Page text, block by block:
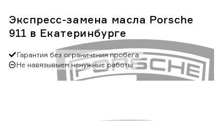
Экспресс-замена масла Porsche
911 в Екатеринбурге
Гарантия без ограничения пробега
Не навязывыем ненужные работы